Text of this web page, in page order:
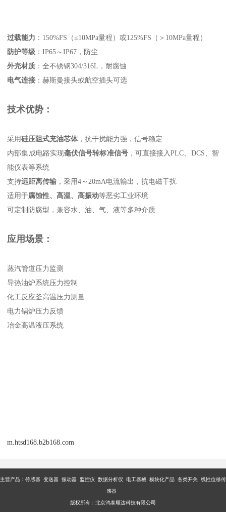
过载能力 ‌：150%FS（≤10MPa量程）或125%FS（＞10MPa量程）
防护等级 ‌：IP65～IP67，防尘
外壳材质 ‌：全不锈钢304/316L，耐腐蚀
电气连接 ‌：赫斯曼接头或航空插头可选
技术优势：
采用‌硅压阻式充油芯体‌，抗干扰能力强，信号稳定
内部集成电路实现‌毫伏信号转标准信号‌，可直接接入PLC、DCS、智
能仪表等系统
支持‌远距离传输 ‌，采用4～20mA电流输出，抗电磁干扰
适用于‌腐蚀性、高温、高振动‌等恶劣工业环境
可定制防腐型，兼容水、油、气、液等多种介质
应用场景：
蒸汽管道压力监测
导热油炉系统压力控制
化工反应釜高温压力测量
电力锅炉压力反馈
冶金高温液压系统
m.htsd168.b2b168.com
主营产品：传感器 变送器 振动器 监控仪 数据分析仪 电工器械 模块化产品 各类开关 线性位移传
感器
版权所有：北京鸿泰顺达科技有限公司